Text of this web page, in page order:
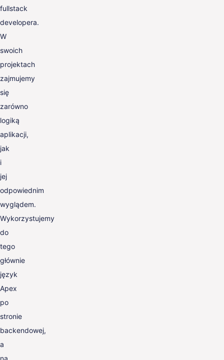
fullstack
developera.
W
swoich
projektach
zajmujemy
się
zarówno
logiką
aplikacji,
jak
i
jej
odpowiednim
wyglądem.
Wykorzystujemy
do
tego
głównie
język
Apex
po
stronie
backendowej,
a
na